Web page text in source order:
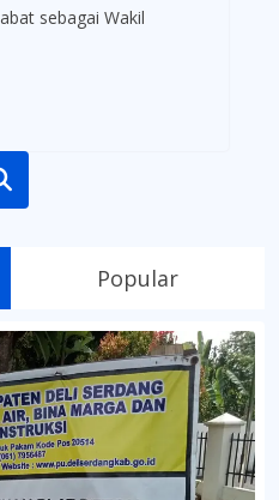
sebagai Wakil
Popular